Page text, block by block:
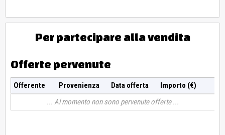
Per partecipare alla vendita
Offerte pervenute
Offerente Provenienza Data offerta
Importo (€)
Al momento non sono pervenute offerte